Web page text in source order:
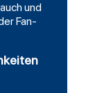
und
Fan-